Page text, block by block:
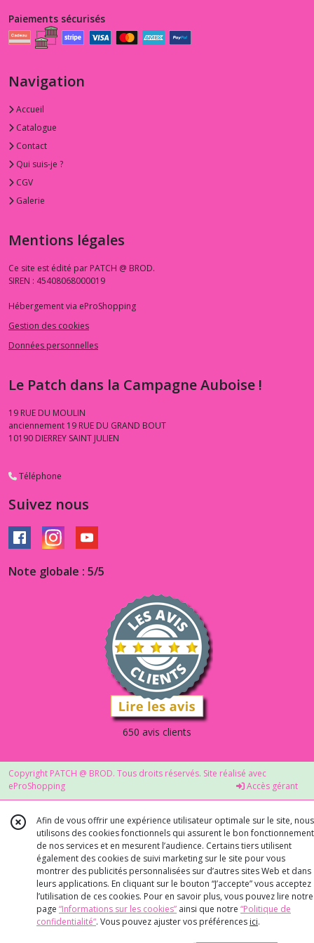
Afficher
les
résultats
Paiements sécurisés
Navigation
Accueil
Catalogue
Contact
Qui suis-je ?
CGV
Galerie
Mentions légales
Ce site est édité par PATCH @ BROD.
SIREN : 45408068000019
Hébergement via eProShopping
Gestion des cookies
Données personnelles
Le Patch dans la Campagne Auboise !
19 RUE DU MOULIN
anciennement 19 RUE DU GRAND BOUT
10190 DIERREY SAINT JULIEN
Téléphone
Suivez nous
Note globale : 5/5
650 avis clients
Copyright PATCH @ BROD. Tous droits réservés. Site réalisé avec
eProShopping
Accès gérant
Afin de vous offrir une expérience utilisateur optimale sur le site, nous
utilisons des cookies fonctionnels qui assurent le bon fonctionnement
de nos services et en mesurent l’audience. Certains tiers utilisent
également des cookies de suivi marketing sur le site pour vous
montrer des publicités personnalisées sur d’autres sites Web et dans
leurs applications. En cliquant sur le bouton “J’accepte” vous acceptez
l’utilisation de ces cookies. Pour en savoir plus, vous pouvez lire notre
page “Informations sur les cookies” ainsi que notre “Politique de
confidentialité“. Vous pouvez ajuster vos préférences ici.